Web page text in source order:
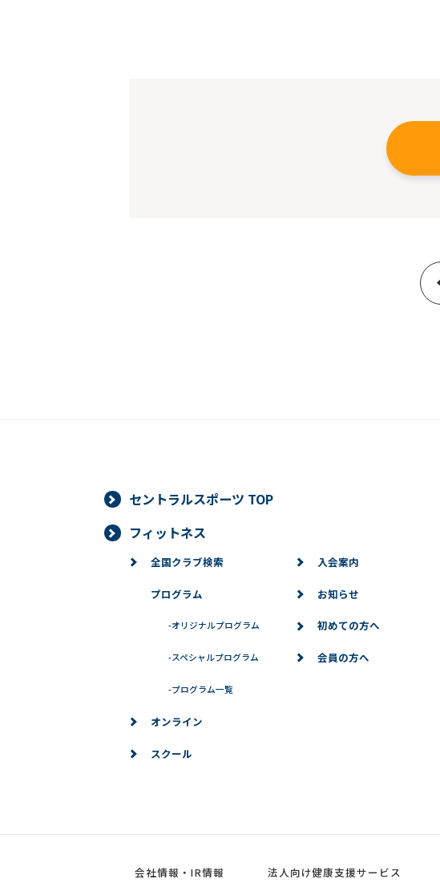
セントラルスポーツ TOP
フィットネス
全国クラブ検索
プログラム
-オリジナルプログラム
-スペシャルプログラム
-プログラム一覧
オンライン
スクール
入会案内
お知らせ
初めての方へ
会員の方へ
会社情報・IR情報 法人向け健康支援サービス